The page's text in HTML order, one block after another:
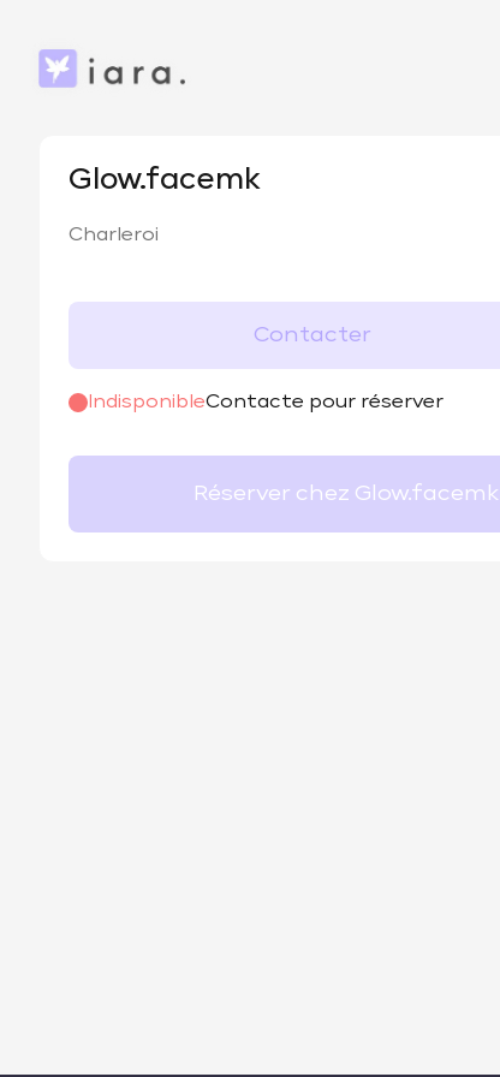
Glow.facemk
Charleroi
Contacter
IndisponibleContacte pour réserver
Réserver chez Glow.facemk